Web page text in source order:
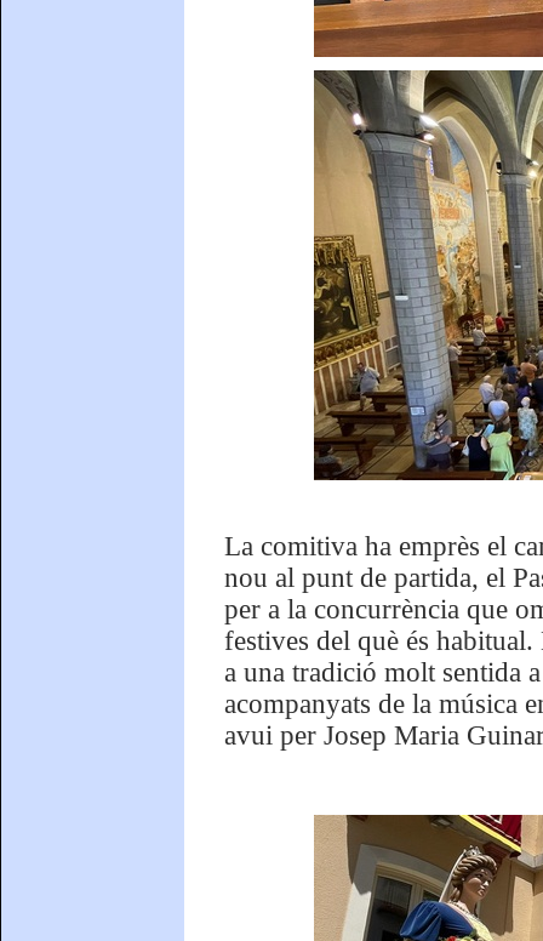
La comitiva ha emprès el
nou al punt de partida, el
per a la concurrència que
festives del què és
a una tradició molt sentida
acompanyats de la música
avui per Josep Maria